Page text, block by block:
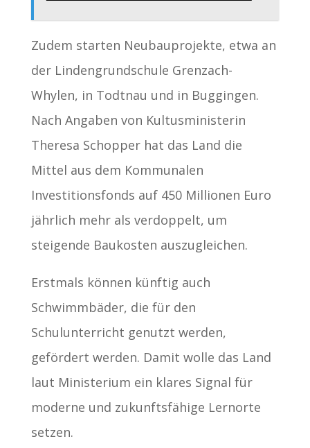
Zudem starten Neubauprojekte, etwa an
der Lindengrundschule Grenzach-
Whylen, in Todtnau und in Buggingen.
Nach Angaben von Kultusministerin
Theresa Schopper hat das Land die
Mittel aus dem Kommunalen
Investitionsfonds auf 450 Millionen Euro
jährlich mehr als verdoppelt, um
steigende Baukosten auszugleichen.
Erstmals können künftig auch
Schwimmbäder, die für den
Schulunterricht genutzt werden,
gefördert werden. Damit wolle das Land
laut Ministerium ein klares Signal für
moderne und zukunftsfähige Lernorte
setzen.